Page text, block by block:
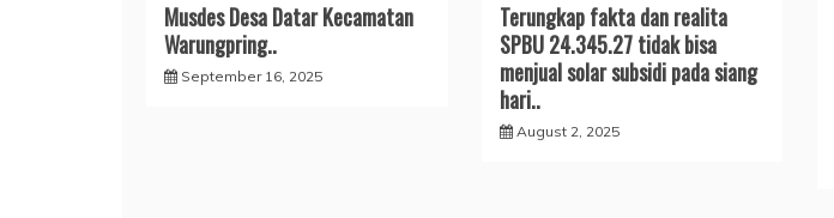
Musdes Desa Datar Kecamatan
Warungpring..
September 16, 2025
Terungkap fakta dan realita
SPBU 24.345.27 tidak bisa
menjual solar subsidi pada siang
hari..
August 2, 2025